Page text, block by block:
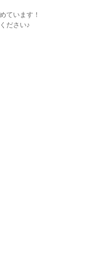
ています！
ださい♪